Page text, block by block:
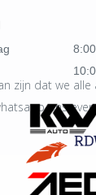
zijn dat we
ons